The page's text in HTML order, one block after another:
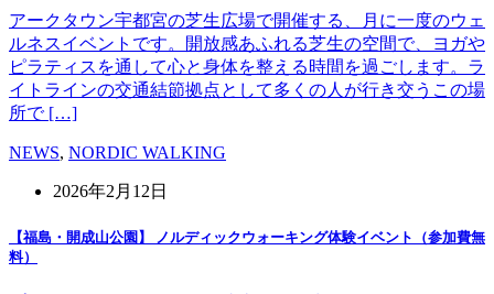
アークタウン宇都宮の芝生広場で開催する、月に一度のウェ
ルネスイベントです。開放感あふれる芝生の空間で、ヨガや
ピラティスを通して心と身体を整える時間を過ごします。ラ
イトラインの交通結節拠点として多くの人が行き交うこの場
所で […]
NEWS, NORDIC WALKING
2026年2月12日
【福島・開成山公園】 ノルディックウォーキング体験イベント（参加費無
料）